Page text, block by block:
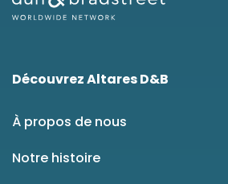
Découvrez Altares D&B
À propos de nous
Notre histoire